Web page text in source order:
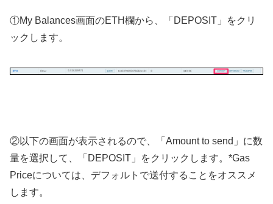
①My Balances画面のETH欄から、「DEPOSIT」をクリ
ックします。
②以下の画面が表示されるので、「Amount to send」に数
量を選択して、「DEPOSIT」をクリックします。*Gas
Priceについては、デフォルトで送付することをオススメ
します。